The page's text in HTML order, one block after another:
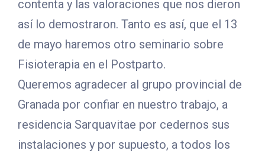
contenta y las valoraciones que nos dieron
así lo demostraron. Tanto es así, que el 13
de mayo haremos otro seminario sobre
Fisioterapia en el Postparto.
Queremos agradecer al grupo provincial de
Granada por confiar en nuestro trabajo, a
residencia Sarquavitae por cedernos sus
instalaciones y por supuesto, a todos los